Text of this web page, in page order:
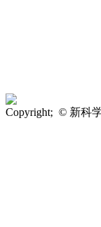
Copyright; © 新科